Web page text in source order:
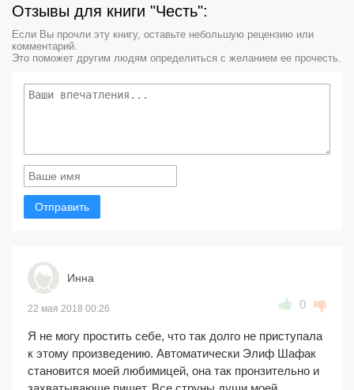
Отзывы для книги "Честь":
Если Вы прочли эту книгу, оставьте небольшую рецензию или
комментарий.
Это поможет другим людям определиться с желанием ее прочесть.
Отправить
Инна
22 мая 2018 00:26 0
Я не могу простить себе, что так долго не приступала
к этому произведению. Автоматически Элиф Шафак
становится моей любимицей, она так пронзительно и